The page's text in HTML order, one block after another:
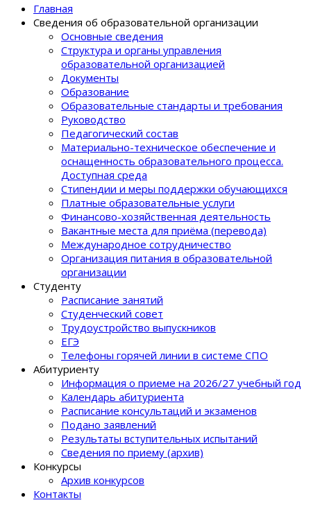
Главная
Сведения об образовательной организации
Основные сведения
Структура и органы управления
образовательной организацией
Документы
Образование
Образовательные стандарты и требования
Руководство
Педагогический состав
Материально-техническое обеспечение и
оснащенность образовательного процеcса.
Доступная среда
Стипендии и меры поддержки обучающихся
Платные образовательные услуги
Финансово-хозяйственная деятельность
Вакантные места для приёма (перевода)
Международное сотрудничество
Организация питания в образовательной
организации
Студенту
Расписание занятий
Студенческий совет
Трудоустройство выпускников
ЕГЭ
Телефоны горячей линии в системе СПО
Абитуриенту
Информация о приеме на 2026/27 учебный год
Календарь абитуриента
Расписание консультаций и экзаменов
Подано заявлений
Результаты вступительных испытаний
Сведения по приему (архив)
Конкурсы
Архив конкурсов
Контакты